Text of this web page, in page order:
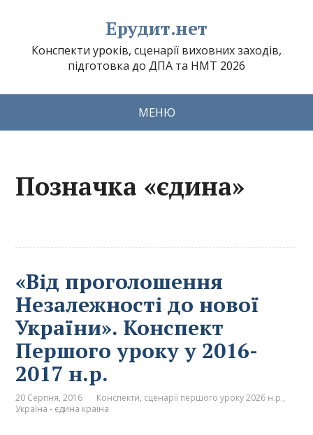
Ерудит.нет
Конспекти уроків, сценарії виховних заходів,
підготовка до ДПА та НМТ 2026
МЕНЮ
Позначка «єдина»
«Від проголошення
Незалежності до нової
України». Конспект
Першого уроку у 2016-
2017 н.р.
20 Серпня, 2016 Конспекти, сценарії першого уроку 2026 н.р.,
Україна - єдина країна